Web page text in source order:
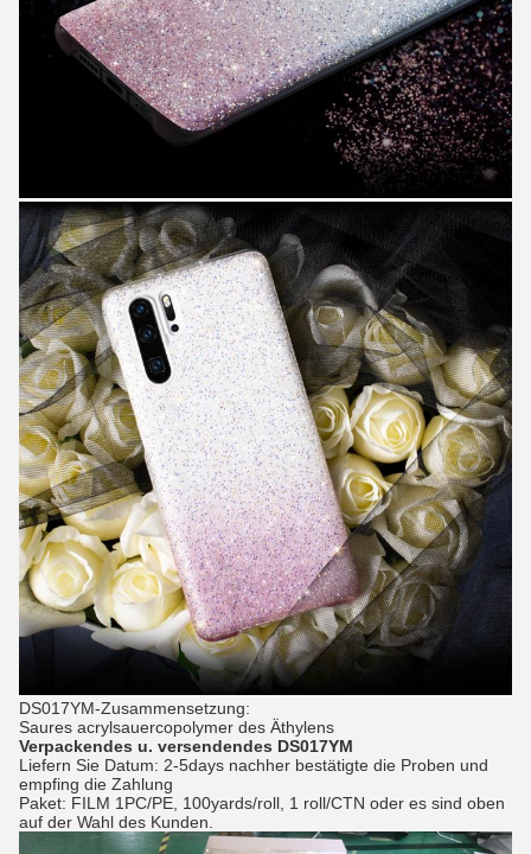
DS017YM-Zusammensetzung:
Saures acrylsauercopolymer des Äthylens
Verpackendes u. versendendes DS017YM
Liefern Sie Datum: 2-5days nachher bestätigte die Proben und
empfing die Zahlung
Paket: FILM 1PC/PE, 100yards/roll, 1 roll/CTN oder es sind oben
auf der Wahl des Kunden.